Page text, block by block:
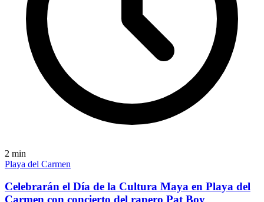
2 min
Playa del Carmen
Celebrarán el Día de la Cultura Maya en Playa del